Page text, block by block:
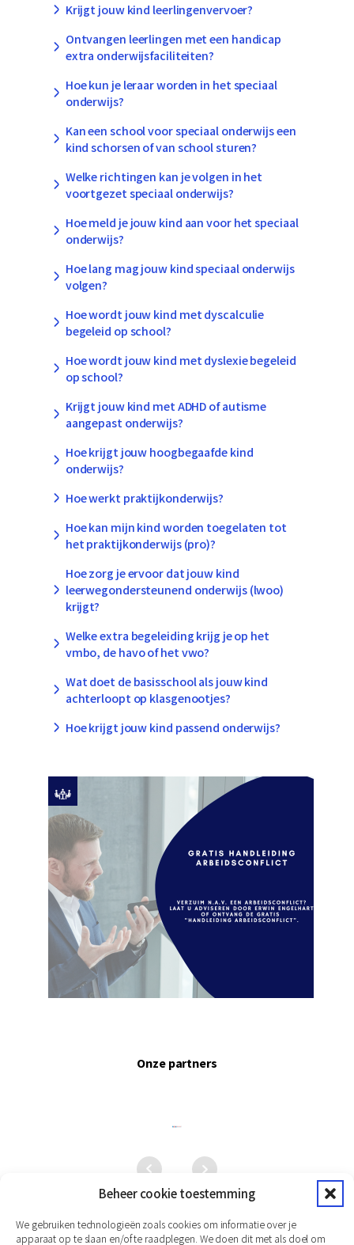
Beheer cookie toestemming
We gebruiken technologieën zoals cookies om informatie over je
apparaat op te slaan en/of te raadplegen. We doen dit met als doel om
Krijgt jouw kind leerlingenvervoer?
Ontvangen leerlingen met een handicap
extra onderwijsfaciliteiten?
Hoe kun je leraar worden in het speciaal
onderwijs?
Kan een school voor speciaal onderwijs een
kind schorsen of van school sturen?
Welke richtingen kan je volgen in het
voortgezet speciaal onderwijs?
Hoe meld je jouw kind aan voor het speciaal
onderwijs?
Hoe lang mag jouw kind speciaal onderwijs
volgen?
Hoe wordt jouw kind met dyscalculie
begeleid op school?
Hoe wordt jouw kind met dyslexie begeleid
op school?
Krijgt jouw kind met ADHD of autisme
aangepast onderwijs?
Hoe krijgt jouw hoogbegaafde kind
onderwijs?
Hoe werkt praktijkonderwijs?
Hoe kan mijn kind worden toegelaten tot
het praktijkonderwijs (pro)?
Hoe zorg je ervoor dat jouw kind
leerwegondersteunend onderwijs (lwoo)
krijgt?
Welke extra begeleiding krijg je op het
vmbo, de havo of het vwo?
Wat doet de basisschool als jouw kind
achterloopt op klasgenootjes?
Hoe krijgt jouw kind passend onderwijs?
Onze partners